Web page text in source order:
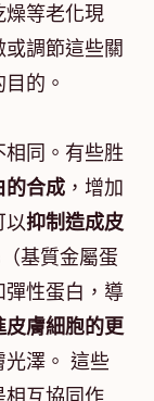
燥等老化現
調節這些關
的。
同。有些胜
的合成 ，增加
以抑制造成皮
基質金屬蛋
彈性蛋白，導
皮膚細胞的更
澤。 這些